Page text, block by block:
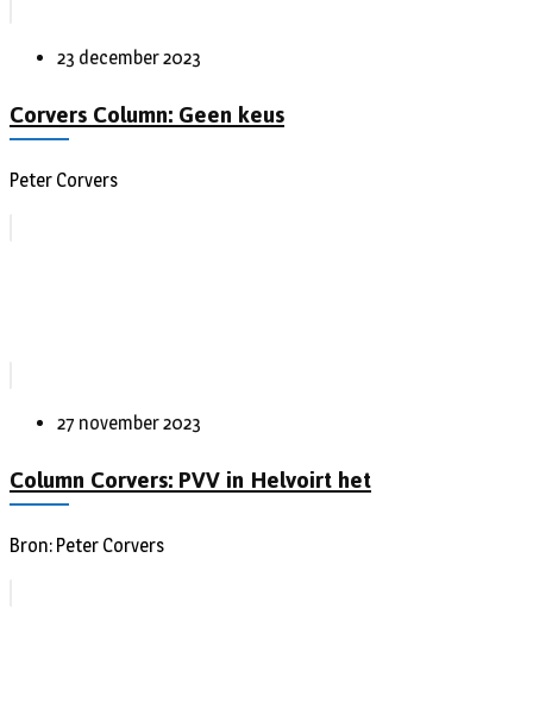
23 december 2023
Corvers Column: Geen keus
Peter Corvers
27 november 2023
Column Corvers: PVV in Helvoirt het
Bron: Peter Corvers